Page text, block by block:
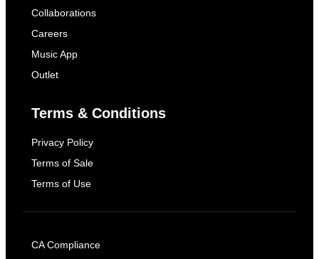
Collaborations
Careers
Music App
Outlet
Terms & Conditions
Privacy Policy
Terms of Sale
Terms of Use
CA Compliance